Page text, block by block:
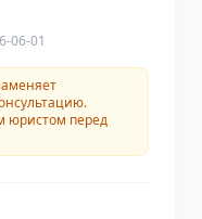
06-01
юристом перед